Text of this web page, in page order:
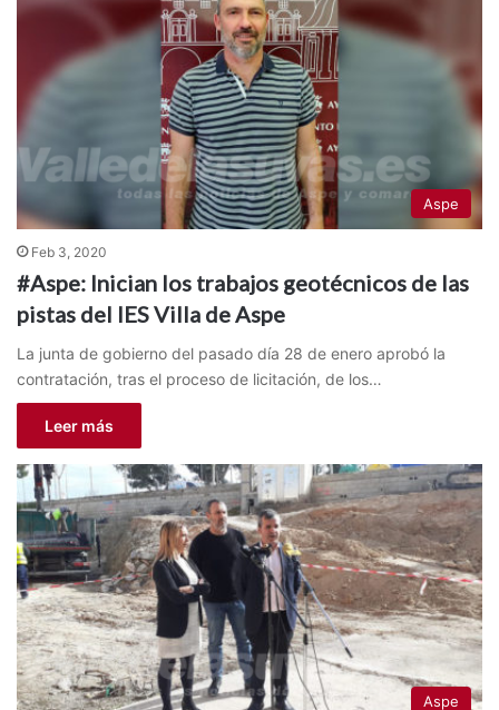
Aspe
Feb 3, 2020
#Aspe: Inician los trabajos geotécnicos de las
pistas del IES Villa de Aspe
La junta de gobierno del pasado día 28 de enero aprobó la
contratación, tras el proceso de licitación, de los…
Leer más
Aspe